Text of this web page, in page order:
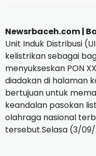
Newsrbaceh.com |
Unit Induk Distribusi
kelistrikan sebagai
menyukseskan PON
diadakan di halaman
bertujuan untuk
keandalan pasokan
olahraga nasional
tersebut.Selasa (3/